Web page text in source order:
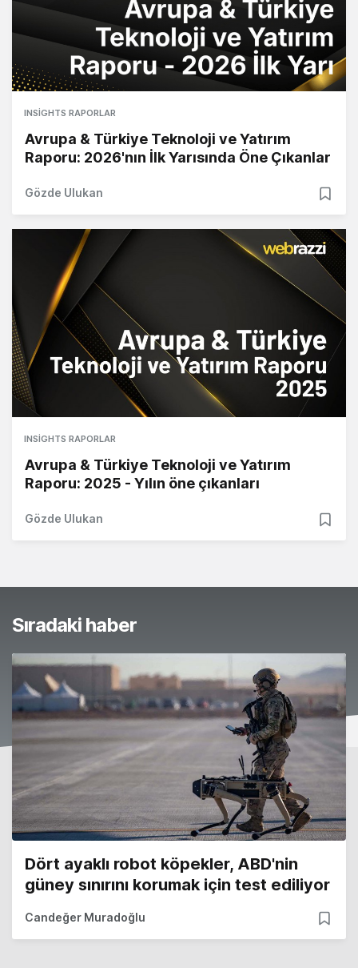
INSIGHTS RAPORLAR
Avrupa & Türkiye Teknoloji ve Yatırım
Raporu: 2026'nın İlk Yarısında Öne Çıkanlar
Gözde Ulukan
INSIGHTS RAPORLAR
Avrupa & Türkiye Teknoloji ve Yatırım
Raporu: 2025 - Yılın öne çıkanları
Gözde Ulukan
Sıradaki haber
Dört ayaklı robot köpekler, ABD'nin
güney sınırını korumak için test ediliyor
Candeğer Muradoğlu